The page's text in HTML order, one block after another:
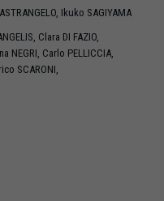
, Ikuko SAGIYAMA
, Clara DI FAZIO,
NEGRI, Carlo PELLICCIA,
SCARONI,